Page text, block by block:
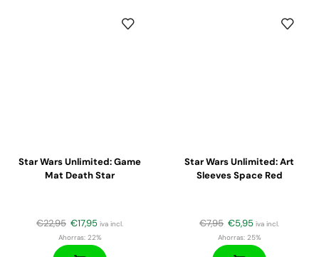
Star Wars Unlimited: Game
Mat Death Star
€22,95 €17,95 iva incl.
Ahorras:22%
Star Wars Unlimited: Art
Sleeves Space Red
€7,95 €5,95 iva incl.
Ahorras:25%